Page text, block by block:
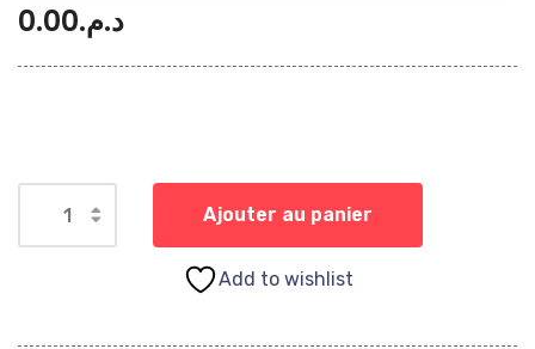
د.م.0.00
Ajouter au panier
Add to wishlist